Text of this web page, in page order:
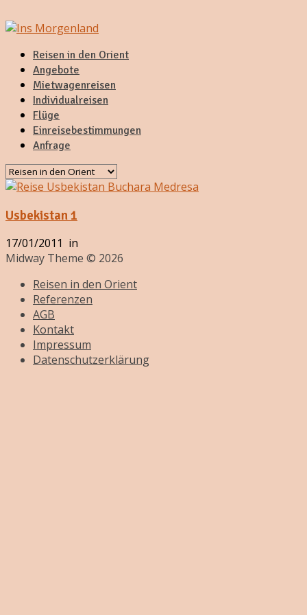
Reisen in den Orient
Angebote
Mietwagenreisen
Individualreisen
Flüge
Einreisebestimmungen
Anfrage
Usbekistan 1
17/01/2011 in
Midway Theme © 2026
Reisen in den Orient
Referenzen
AGB
Kontakt
Impressum
Datenschutzerklärung